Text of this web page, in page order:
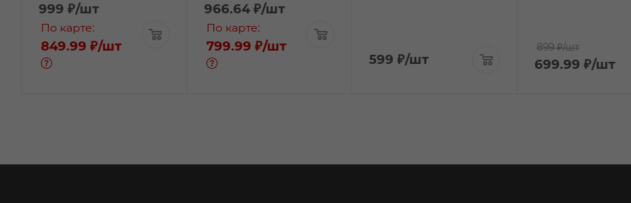
999 ₽/шт
По карте:
849.99 ₽/шт
966.64₽/шт
По карте:
799.99 ₽/шт
599 ₽/шт
899 ₽/шт
699.99 ₽/шт